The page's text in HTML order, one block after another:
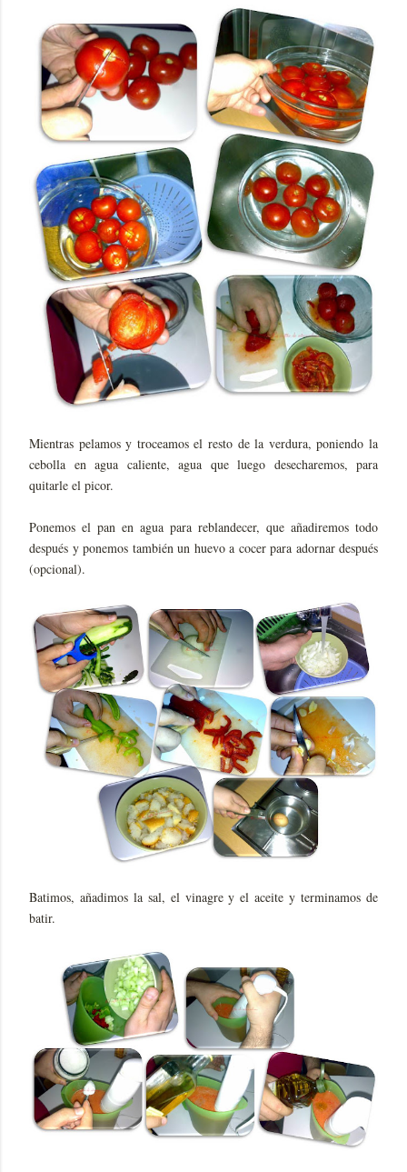
Mientras pelamos y troceamos el resto de la verdura, poniendo la
cebolla en agua caliente, agua que luego desecharemos, para
quitarle el picor.
Ponemos el pan en agua para reblandecer, que añadiremos todo
después y ponemos también un huevo a cocer para adornar después
(opcional).
Batimos, añadimos la sal, el vinagre y el aceite y terminamos de
batir.